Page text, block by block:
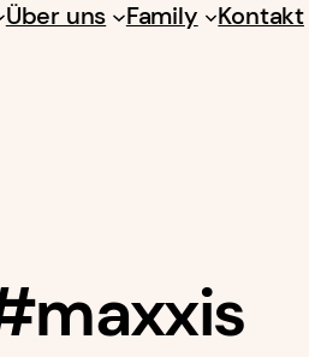
Über uns Family Kontakt